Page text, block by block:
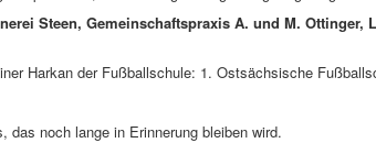
Steen, Gemeinschaftspraxis A. und M. Ottinger,
Harkan der Fußballschule: 1. Ostsächsische
das noch lange in Erinnerung bleiben wird.